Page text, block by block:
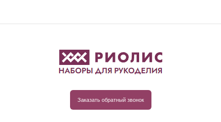
Заказать обратный звонок